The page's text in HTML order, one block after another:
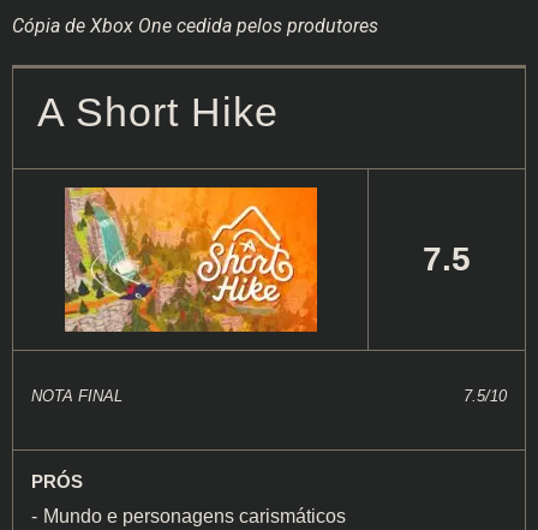
Cópia de Xbox One cedida pelos produtores
A Short Hike
7.5
NOTA FINAL 7.5/10
PRÓS
Mundo e personagens carismáticos